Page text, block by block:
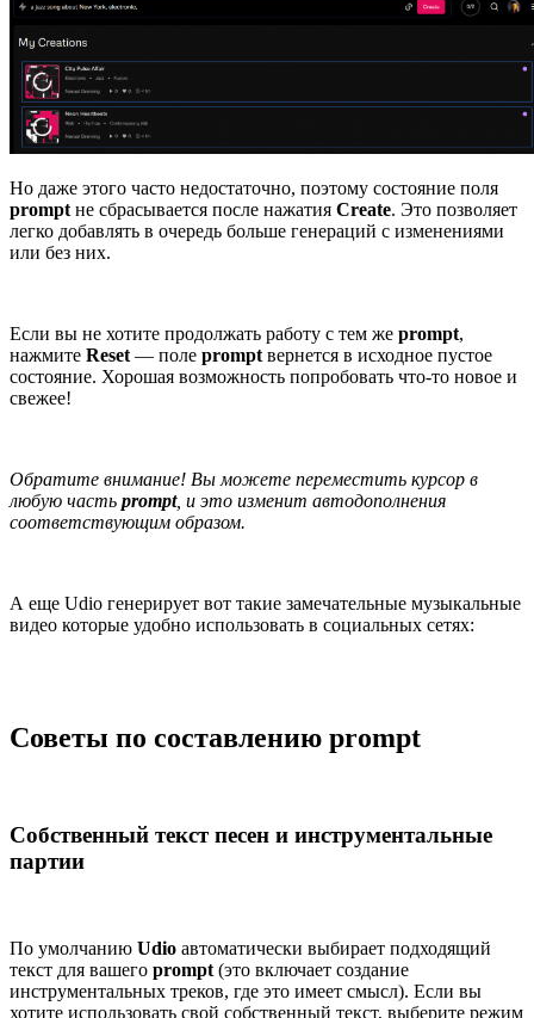
Но даже этого часто недостаточно, поэтому состояние поля
promptне сбрасывается после нажатия Create. Это позволяет
легко добавлять в очередь больше генераций с изменениями
или без них.
Если вы не хотите продолжать работу с тем же prompt,
нажмите Reset— поле promptвернется в исходное пустое
состояние. Хорошая возможность попробовать что-то новое и
свежее!
Обратите внимание! Вы можете переместить курсор в
любую часть prompt, и это изменит автодополнения
соответствующим образом.
А еще Udio генерирует вот такие замечательные музыкальные
видео которые удобно использовать в социальных сетях:
Советы по составлению prompt
Собственный текст песен и инструментальные
партии
По умолчанию Udio автоматически выбирает подходящий
текст для вашего prompt (это включает создание
инструментальных треков, где это имеет смысл). Если вы
хотите использовать свой собственный текст, выберите режим